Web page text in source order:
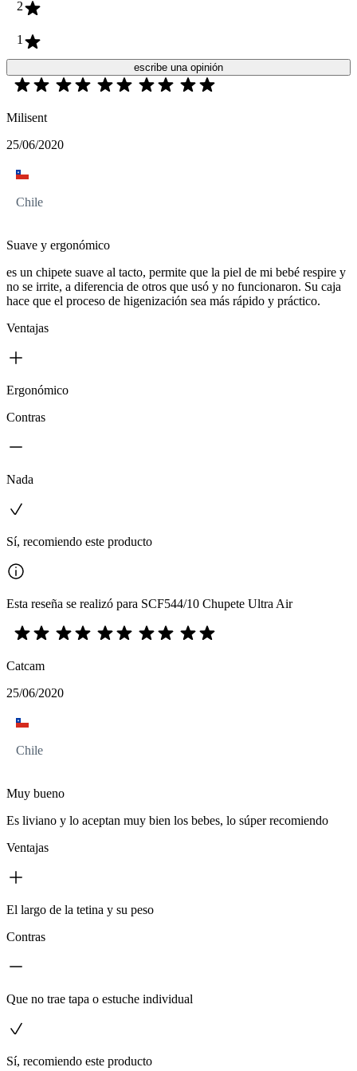
2
1
escribe una opinión
Milisent
25/06/2020
Chile
Suave y ergonómico
es un chipete suave al tacto, permite que la piel de mi bebé respire y
no se irrite, a diferencia de otros que usó y no funcionaron. Su caja
hace que el proceso de higenización sea más rápido y práctico.
Ventajas
Ergonómico
Contras
Nada
Sí, recomiendo este producto
Esta reseña se realizó para SCF544/10 Chupete Ultra Air
Catcam
25/06/2020
Chile
Muy bueno
Es liviano y lo aceptan muy bien los bebes, lo súper recomiendo
Ventajas
El largo de la tetina y su peso
Contras
Que no trae tapa o estuche individual
Sí, recomiendo este producto